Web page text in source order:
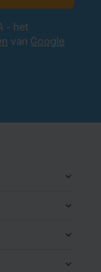
- het
van Google